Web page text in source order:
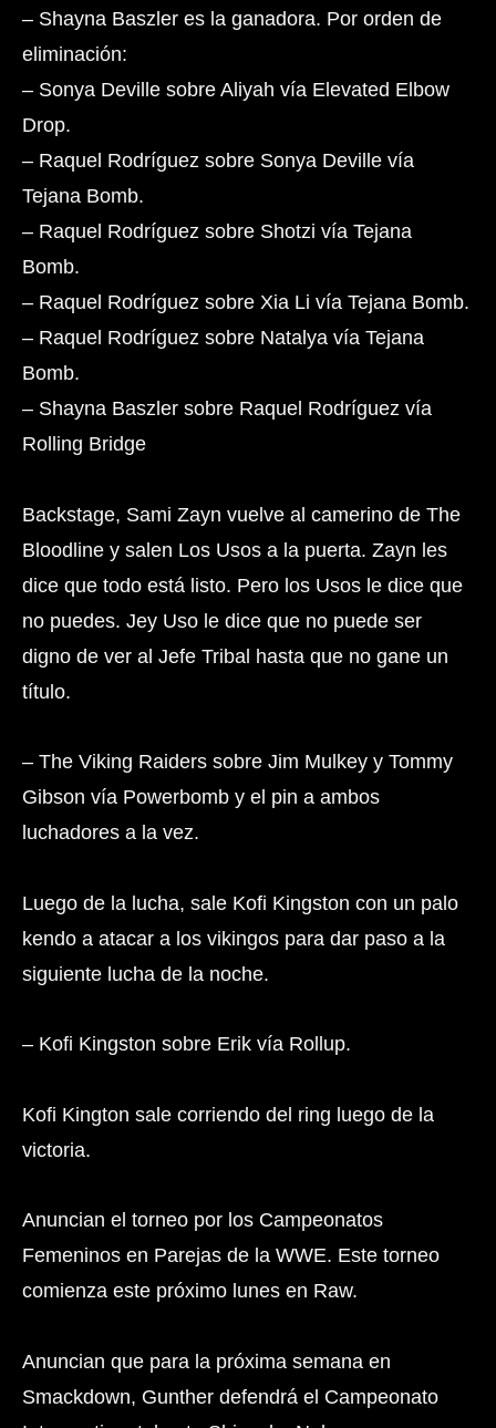
– Shayna Baszler es la ganadora. Por orden de
eliminación:
– Sonya Deville sobre Aliyah vía Elevated Elbow
Drop.
– Raquel Rodríguez sobre Sonya Deville vía
Tejana Bomb.
– Raquel Rodríguez sobre Shotzi vía Tejana
Bomb.
– Raquel Rodríguez sobre Xia Li vía Tejana Bomb.
– Raquel Rodríguez sobre Natalya vía Tejana
Bomb.
– Shayna Baszler sobre Raquel Rodríguez vía
Rolling Bridge
Backstage, Sami Zayn vuelve al camerino de The
Bloodline y salen Los Usos a la puerta. Zayn les
dice que todo está listo. Pero los Usos le dice que
no puedes. Jey Uso le dice que no puede ser
digno de ver al Jefe Tribal hasta que no gane un
título.
– The Viking Raiders sobre Jim Mulkey y Tommy
Gibson vía Powerbomb y el pin a ambos
luchadores a la vez.
Luego de la lucha, sale Kofi Kingston con un palo
kendo a atacar a los vikingos para dar paso a la
siguiente lucha de la noche.
– Kofi Kingston sobre Erik vía Rollup.
Kofi Kington sale corriendo del ring luego de la
victoria.
Anuncian el torneo por los Campeonatos
Femeninos en Parejas de la WWE. Este torneo
comienza este próximo lunes en Raw.
Anuncian que para la próxima semana en
Smackdown, Gunther defendrá el Campeonato